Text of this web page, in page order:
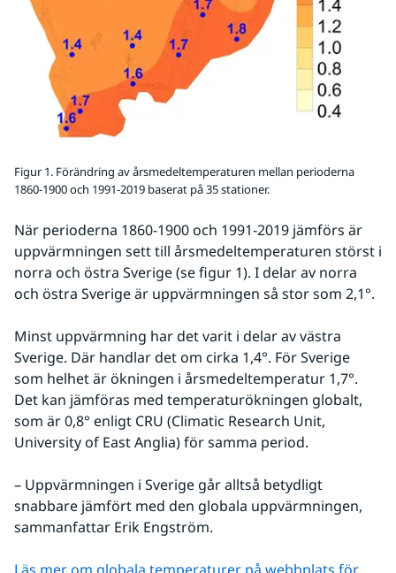
Figur 1. Förändring av årsmedeltemperaturen mellan perioderna
1860-1900 och 1991-2019 baserat på 35 stationer.
När perioderna 1860-1900 och 1991-2019 jämförs är
uppvärmningen sett till årsmedeltemperaturen störst i
norra och östra Sverige (se figur 1). I delar av norra
och östra Sverige är uppvärmningen så stor som 2,1°.
Minst uppvärmning har det varit i delar av västra
Sverige. Där handlar det om cirka 1,4°. För Sverige
som helhet är ökningen i årsmedeltemperatur 1,7°.
Det kan jämföras med temperaturökningen globalt,
som är 0,8° enligt CRU (Climatic Research Unit,
University of East Anglia) för samma period.
– Uppvärmningen i Sverige går alltså betydligt
snabbare jämfört med den globala uppvärmningen,
sammanfattar Erik Engström.